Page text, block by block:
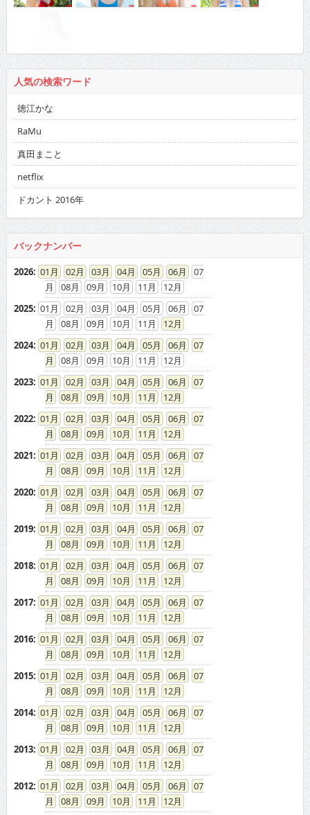
人気の検索ワード
徳江かな
RaMu
真田まこと
netflix
ドカント 2016年
バックナンバー
2026: 01 02 03 04 05 06
07
08
09 10 11
12
2025: 01 02 03 04 05 06
07
08
09 10 11
12
2024: 01 02 03 04 05 06
07
08
09 10 11
12
2023: 01 02 03 04 05 06
07
08
09 10 11
12
2022: 01 02 03 04 05 06
07
08
09 10 11
12
2021: 01 02 03 04 05 06
07
08
09 10 11
12
2020: 01 02 03 04 05 06
07
08
09 10 11
12
2019: 01 02 03 04 05 06
07
08
09 10 11
12
2018: 01 02 03 04 05 06
07
08
09 10 11
12
2017: 01 02 03 04 05 06
07
08
09 10 11
12
2016: 01 02 03 04 05 06
07
08
09 10 11
12
2015: 01 02 03 04 05 06
07
08
09 10 11
12
2014: 01 02 03 04 05 06
07
08
09 10 11
12
2013: 01 02 03 04 05 06
07
08
09 10 11
12
2012: 01 02 03 04 05 06
07
08
09 10 11
12